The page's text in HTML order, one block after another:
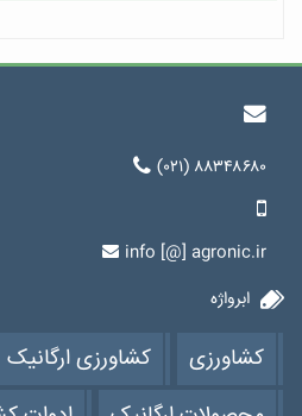
(۰۲۱) ۸۸۳۴۸۶۸۰
info [@] agronic.ir
ابرواژه
کشاورزی کشاورزی ارگانیک